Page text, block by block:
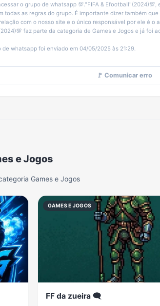
o grupo de whatsapp 💯."FIFA &
todas as regras do grupo. É importante dizer também
com o nosso site e o único responsável por ele é o
faz parte da categoria de Games e Jogos e já foi
de whatsapp foi enviado em 04/05/2025 às 21:29.
🚩 Comunicar erro
e Jogos
Games e Jogos
GAMES E JOGOS
FF da zueira 🗨